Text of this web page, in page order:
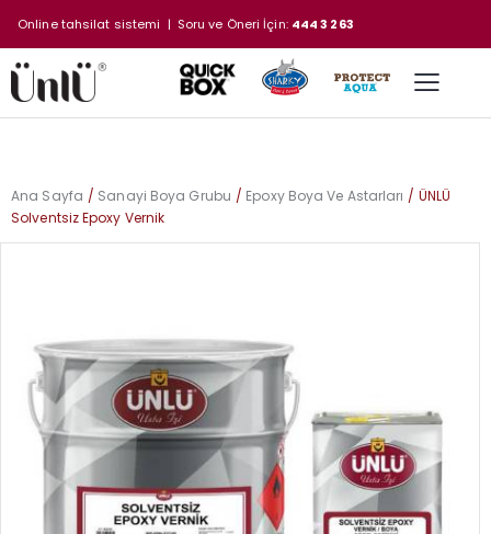
Online tahsilat sistemi | Soru ve Öneri İçin: 444 3 263
Ana Sayfa Sanayi Boya Grubu Epoxy Boya Ve Astarları
ÜNLÜ
Solventsiz Epoxy Vernik